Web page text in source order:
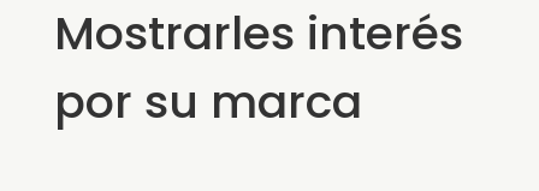
Mostrarles interés
por su marca